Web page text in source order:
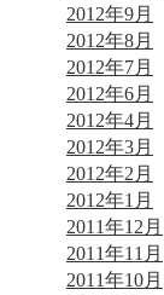
2012年9月
2012年8月
2012年7月
2012年6月
2012年4月
2012年3月
2012年2月
2012年1月
2011年12月
2011年11月
2011年10月